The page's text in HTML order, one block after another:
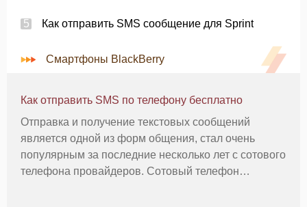
Как отправить SMS сообщение для Sprint
Смартфоны BlackBerry
Как отправить SMS по телефону бесплатно
Отправка и получение текстовых сообщений
является одной из форм общения, стал очень
популярным за последние несколько лет с сотового
телефона провайдеров. Сотовый телефон